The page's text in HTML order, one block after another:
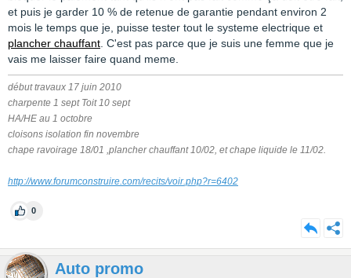
et puis je garder 10 % de retenue de garantie pendant environ 2
mois le temps que je, puisse tester tout le systeme electrique et
plancher chauffant . C'est pas parce que je suis une femme que je
vais me laisser faire quand meme.
début travaux 17 juin 2010
charpente 1 sept Toit 10 sept
HA/HE au 1 octobre
cloisons isolation fin novembre
chape ravoirage 18/01 ,plancher chauffant 10/02, et chape liquide le 11/02.
http://www.forumconstruire.com/recits/voir.php?r=6402
0
Auto promo